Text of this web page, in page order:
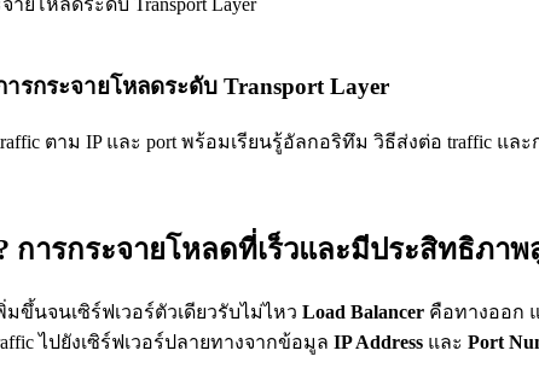
ารกระจายโหลดระดับ Transport Layer
ตาม IP และ port พร้อมเรียนรู้อัลกอริทึม วิธีส่งต่อ traffic แล
การกระจายโหลดที่เร็วและมีประสิทธิภาพ
ขึ้นจนเซิร์ฟเวอร์ตัวเดียวรับไม่ไหว Load Balancer คือทางออก
ไปยังเซิร์ฟเวอร์ปลายทางจากข้อมูล IP Address และ Port